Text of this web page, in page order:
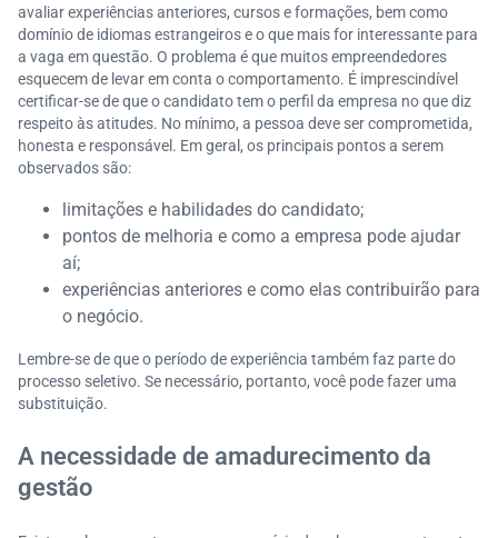
avaliar experiências anteriores, cursos e formações, bem como
domínio de idiomas estrangeiros e o que mais for interessante para
a vaga em questão. O problema é que muitos empreendedores
esquecem de levar em conta o comportamento. É imprescindível
certificar-se de que o candidato tem o perfil da empresa no que diz
respeito às atitudes. No mínimo, a pessoa deve ser comprometida,
honesta e responsável. Em geral, os principais pontos a serem
observados são:
limitações e habilidades do candidato;
pontos de melhoria e como a empresa pode ajudar
aí;
experiências anteriores e como elas contribuirão para
o negócio.
Lembre-se de que o período de experiência também faz parte do
processo seletivo. Se necessário, portanto, você pode fazer uma
substituição.
A necessidade de amadurecimento da
gestão